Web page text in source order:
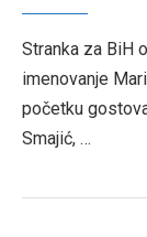
Stranka za BiH
imenovanje
početku
Smajić, …